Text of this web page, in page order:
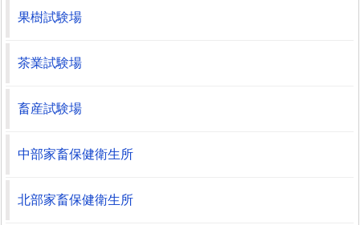
果樹試験場
茶業試験場
畜産試験場
中部家畜保健衛生所
北部家畜保健衛生所